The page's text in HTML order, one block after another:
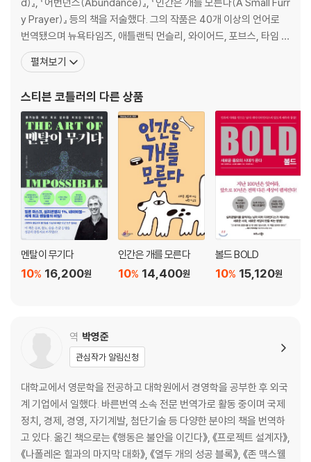
는 외과의사 | 암과의 싸움에서 이기는 법 | 빨라지고 안전해진 제약의 미
CHAPTER 10. 죽음을 거스르는 신인류의 탄생
죽음으로 인도하는 아홉 명의 마부 | 죽음보다 한 발 앞서가다 | ‘노화 예방
약’의 발명 | 시간을 거꾸로 돌릴 수는 없을까?
CHAPTER 11. 중개인이 사라진 세상
완전한 미래 | 커피와 리스크: 보험의 기원과 미래 | ‘돈 비즈니스’에 부는
변화의 바람 | 중개인 없는 부동산 중개
CHAPTER 12. 음식을 프로그래밍하다
음식과 만난 과학 | 식품의 비효율성을 줄이는 방법 | 더 이상 소의 희생은
필요 없다
PART 3. 이미 시작된 22세기
내는 전기자동차 | 생태계 파괴: 온난화와의 끝없는 싸움 | 경제적 위험: 기
술 발전에 따른 실업 | 실존적 위험: 비전, 예방, 거버넌스
CHAPTER 14. 거대한 기술적 이주를 준비하라
아이디어의 이동과 혁신 | 기후변화가 불러올 이주 | 도시로 향하는 사람들
| 가상 세계 속에서 살다 | 인류의 마지막 개척지, 우주 | 클라우드에 의식
을 업로드하다
y Prayer)』 등의 책을 저술했다. 그의 작품은 40개 이상의 언어로
번역됐으며 뉴욕타임즈, 애틀랜틱 먼슬리, 와이어드, 포브스, 타임 등
80개 이상의 출판물에 게재됐다. 그는 Forbes.com 내에서 과학과
문화의 교차점을 다루는 블로그인 파 프론티어스(Far Frontiers)에
뉴멕시코
펼쳐보기
스티븐 코틀러의 다른 상품
멘탈이 무기다
16,200원
10%
인간은 개를 모른다
14,400원
10%
볼드 BOLD
15,120원
10%
역 박영준
관심작가 알림신청
대학교에서 영문학을 전공하고 대학원에서 경영학을 공부한 후 외국
계 기업에서 일했다. 바른번역 소속 전문 번역가로 활동 중이며 국제
정치, 경제, 경영, 자기계발, 첨단기술 등 다양한 분야의 책을 번역하
고 있다. 옮긴 책으로는 《행동은 불안을 이긴다》, 《프로젝트 설계자》,
《나폴레온 힐과의 마지막 대화》, 《열두 개의 성공 블록》, 《존 맥스웰